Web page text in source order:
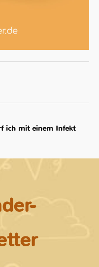
ich mit einem Infekt